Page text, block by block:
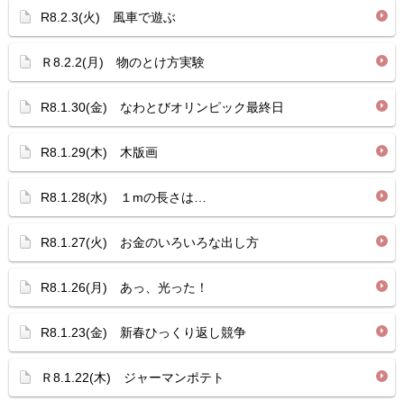
R8.2.3(火) 風車で遊ぶ
Ｒ8.2.2(月) 物のとけ方実験
R8.1.30(金) なわとびオリンピック最終日
R8.1.29(木) 木版画
R8.1.28(水) １mの長さは…
R8.1.27(火) お金のいろいろな出し方
R8.1.26(月) あっ、光った！
R8.1.23(金) 新春ひっくり返し競争
Ｒ8.1.22(木) ジャーマンポテト